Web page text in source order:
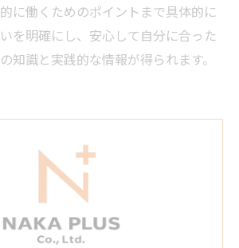
に働くためのポイントまで具体的に
を明確にし、安心して自分に合った
知識と実践的な情報が得られます。